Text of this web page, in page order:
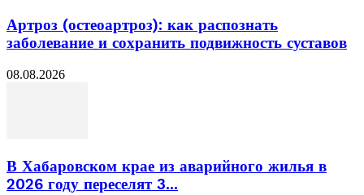
Артроз (остеоартроз): как распознать
заболевание и сохранить подвижность суставов
08.08.2026
В Хабаровском крае из аварийного жилья в
2026 году переселят 3...